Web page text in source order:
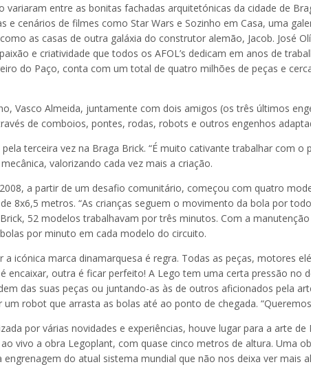
variaram entre as bonitas fachadas arquitetónicas da cidade de
e cenários de filmes como Star Wars e Sozinho em Casa, uma
as casas de outra galáxia do construtor alemão, Jacob. José
e criatividade que todos os AFOL’s dedicam em anos de
do Paço, conta com um total de quatro milhões de peças e
Vasco Almeida, juntamente com dois amigos (os três últimos
de comboios, pontes, rodas, robots e outros engenhos
terceira vez na Braga Brick. “É muito cativante trabalhar com
valorizando cada vez mais a criação.
a partir de um desafio comunitário, começou com quatro
8x6,5 metros. “As crianças seguem o movimento da bola por
52 modelos trabalhavam por três minutos. Com a
por minuto em cada modelo do circuito.
a icónica marca dinamarquesa é regra. Todas as peças, motores
encaixar, outra é ficar perfeito! A Lego tem uma certa pressão no
das suas peças ou juntando-as às de outros aficionados pela
robot que arrasta as bolas até ao ponto de chegada.
por várias novidades e experiências, houve lugar para a arte
vivo a obra Legoplant, com quase cinco metros de altura. Uma
engrenagem do atual sistema mundial que não nos deixa ver mais